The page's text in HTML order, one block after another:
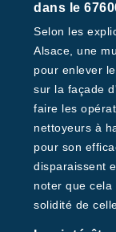
dans le
Selon les
Alsace, une
pour enlever
sur la façade
faire les
nettoyeurs à
pour son
disparaissent
noter que
solidité de